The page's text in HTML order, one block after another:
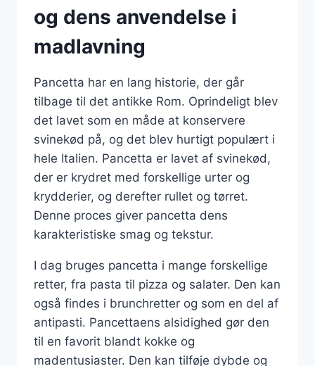
og dens anvendelse i
madlavning
Pancetta har en lang historie, der går
tilbage til det antikke Rom. Oprindeligt blev
det lavet som en måde at konservere
svinekød på, og det blev hurtigt populært i
hele Italien. Pancetta er lavet af svinekød,
der er krydret med forskellige urter og
krydderier, og derefter rullet og tørret.
Denne proces giver pancetta dens
karakteristiske smag og tekstur.
I dag bruges pancetta i mange forskellige
retter, fra pasta til pizza og salater. Den kan
også findes i brunchretter og som en del af
antipasti. Pancettaens alsidighed gør den
til en favorit blandt kokke og
madentusiaster. Den kan tilføje dybde og